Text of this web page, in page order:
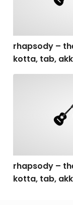
rhapsody –
kotta, tab,
rhapsody –
kotta, tab,